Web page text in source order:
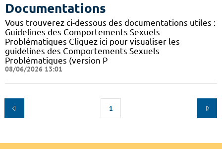
Documentations
Vous trouverez ci-dessous des documentations utiles :
Guidelines des Comportements Sexuels
Problématiques Cliquez ici pour visualiser les
guidelines des Comportements Sexuels
Problématiques (version P
08/06/2026 13:01
1